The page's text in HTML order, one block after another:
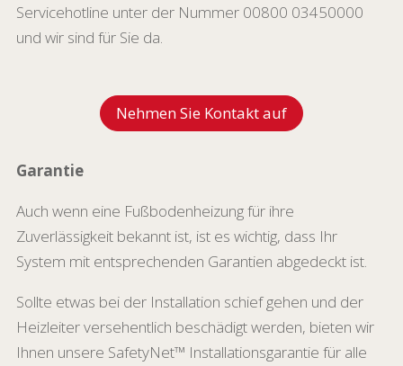
Servicehotline unter der Nummer 00800 03450000
und wir sind für Sie da.
Nehmen Sie Kontakt auf
Garantie
Auch wenn eine Fußbodenheizung für ihre
Zuverlässigkeit bekannt ist, ist es wichtig, dass Ihr
System mit entsprechenden Garantien abgedeckt ist.
Sollte etwas bei der Installation schief gehen und der
Heizleiter versehentlich beschädigt werden, bieten wir
Ihnen unsere SafetyNet™ Installationsgarantie für alle